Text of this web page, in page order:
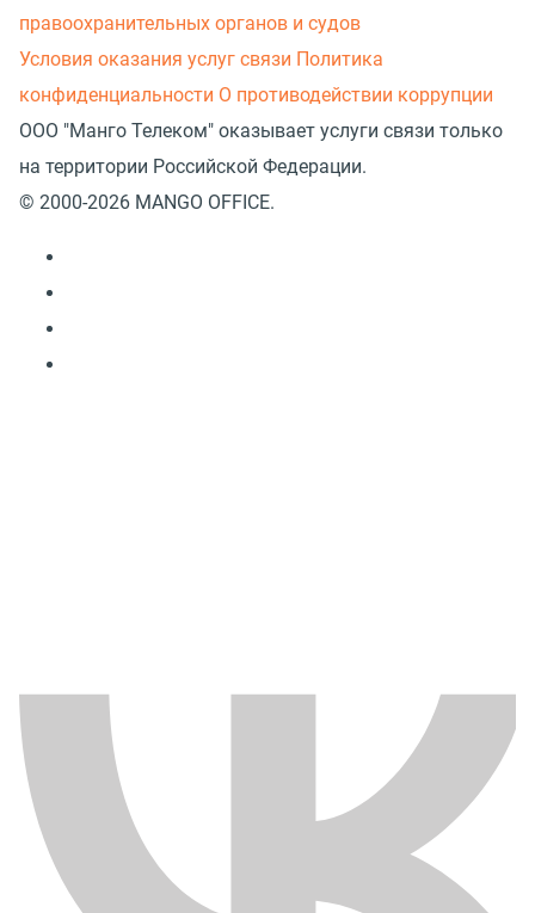
правоохранительных органов и судов
Условия оказания услуг связи Политика
конфиденциальности О противодействии коррупции
ООО "Манго Телеком" оказывает услуги связи только
на территории Российской Федерации.
© 2000-2026 MANGO OFFICE.